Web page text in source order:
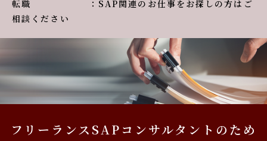
転職 ：SAP関連のお仕事をお探しの方はご
相談ください
フリーランスSAPコンサルタントのため